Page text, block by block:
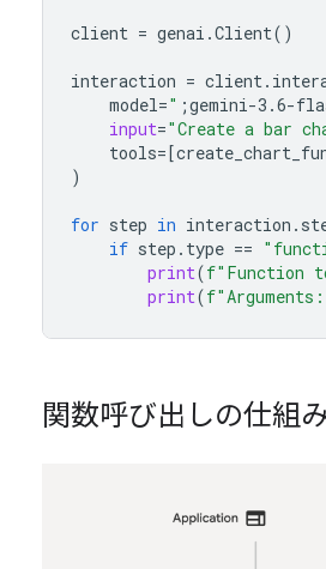
client = genai .Client()
interaction = client.
model=" ;gemini-3.6-
input="Create a bar
tools=[
)
for step in interaction .
if step . type ==
print(f"Function
print(f"Arguments:
関数呼び出しの仕組